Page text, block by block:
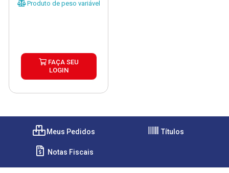
Produto de peso variável
FAÇA SEU
LOGIN
Meus Pedidos Títulos
Notas Fiscais